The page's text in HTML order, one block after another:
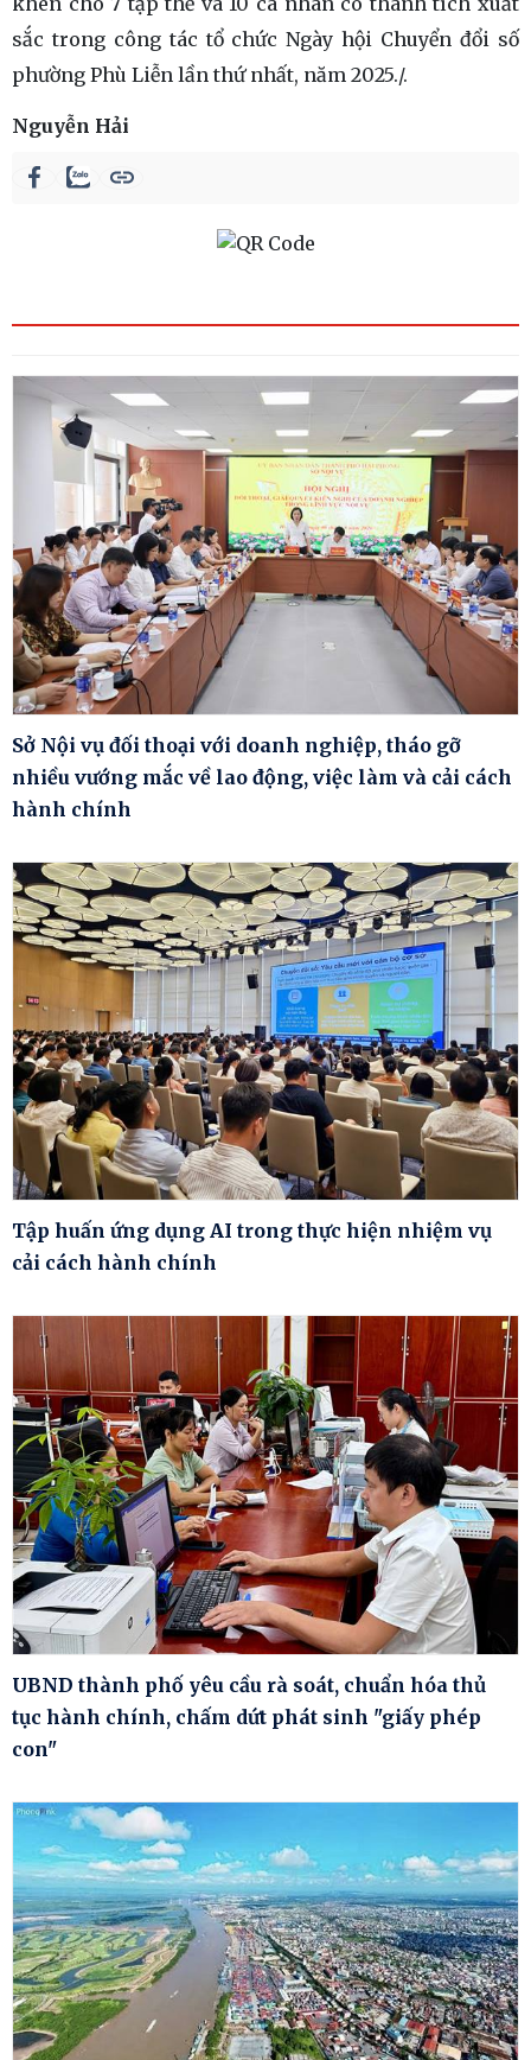
sắc trong công tác tổ chức Ngày hội Chuyển đổi số
phường Phù Liễn lần thứ nhất, năm 2025./.
Nguyễn Hải
Sở Nội vụ đối thoại với doanh nghiệp, tháo gỡ
nhiều vướng mắc về lao động, việc làm và cải cách
hành chính
Tập huấn ứng dụng AI trong thực hiện nhiệm vụ
cải cách hành chính
UBND thành phố yêu cầu rà soát, chuẩn hóa thủ
tục hành chính, chấm dứt phát sinh "giấy phép
con"